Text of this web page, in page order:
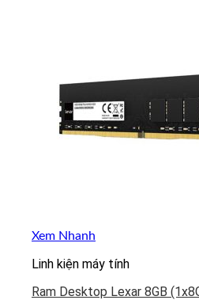
Xem Nhanh
Linh kiện máy tính
Ram Desktop Lexar 8GB